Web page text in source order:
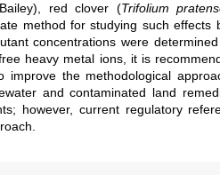
red clover (Trifolium
method for studying such effects
concentrations were
heavy metal ions, it is
the methodological
and contaminated land
however, current regulatory